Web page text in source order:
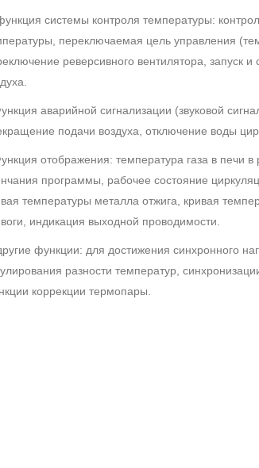
системы контроля температуры:
переключаемая цель управления
реверсивного вентилятора, запуск
аварийной сигнализации (звуковой
подачи воздуха, отключение воды
отображения: температура газа в печи
программы, рабочее состояние
температуры металла отжига, кривая
индикация выходной проводимости.
функции: для достижения синхронного
разности температур,
коррекции термопары.